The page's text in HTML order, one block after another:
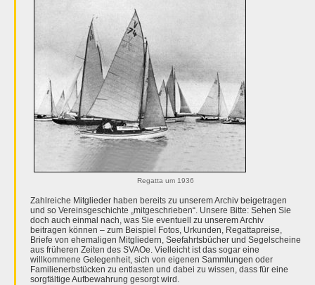
Regatta um 1936
Zahlreiche Mitglieder haben bereits zu unserem Archiv beigetragen
und so Vereinsgeschichte „mitgeschrieben“. Unsere Bitte: Sehen Sie
doch auch einmal nach, was Sie eventuell zu unserem Archiv
beitragen können – zum Beispiel Fotos, Urkunden, Regattapreise,
Briefe von ehemaligen Mitgliedern, Seefahrtsbücher und Segelscheine
aus früheren Zeiten des SVAOe. Vielleicht ist das sogar eine
willkommene Gelegenheit, sich von eigenen Sammlungen oder
Familienerbstücken zu entlasten und dabei zu wissen, dass für eine
sorgfältige Aufbewahrung gesorgt wird.